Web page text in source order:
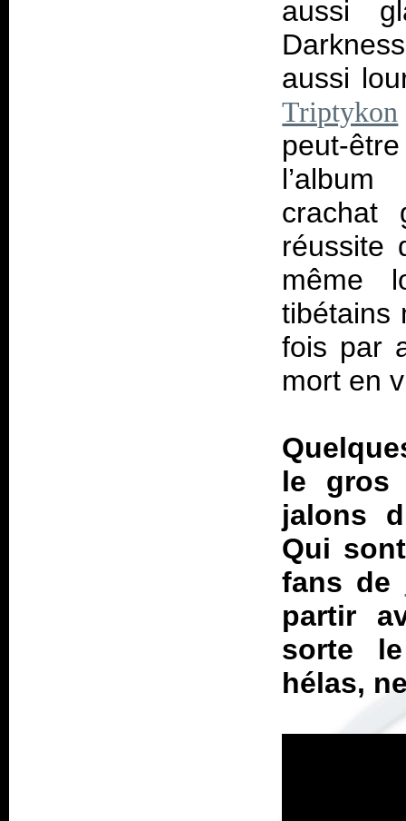
aussi
aussi
Triptykon
peut-
crachat
réussite
même
tibétains
fois par
mort en
le gros
jalons
Qui
fans de
partir
sorte
hélas,